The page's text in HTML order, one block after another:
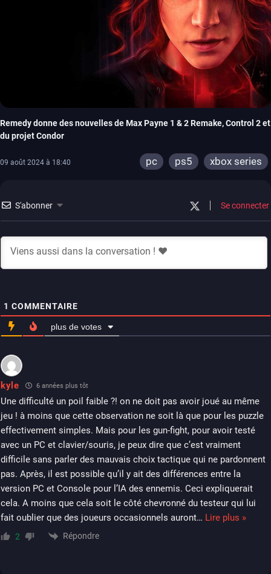
Remedy donne des nouvelles de Max Payne 1 & 2 Remake, Control 2 et
du projet Condor
09 août 2024 à 18:40 pc ps5 xbox series
S'abonner Se connecter
1 COMMENTAIRE
plus de votes
kyle 6 années plus tôt
Une difficulté un poil faible ?! on ne doit pas avoir joué au même
jeu ! à moins que cette observation ne soit là que pour les puzzle
effectivement simples. Mais pour les gun-fight, pour avoir testé
avec un PC et clavier/souris, je peux dire que c’est vraiment
difficile sans parler des mauvais choix tactique qui ne pardonnent
pas. Après, il est possible qu’il y ait des différences entre la
version PC et Console pour l’IA des ennemis. Ceci expliquerait
cela. A moins que cela soit le côté chevronné du testeur qui lui
fait oublier que des joueurs occasionnels auront… Lire plus »
2 Répondre